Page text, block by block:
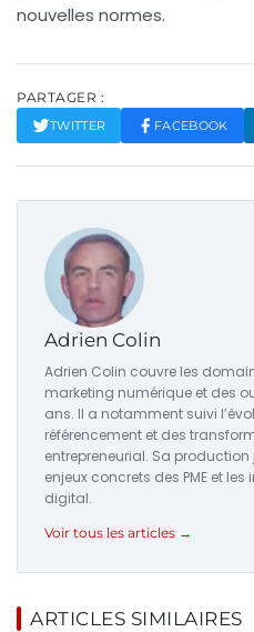
nouvelles normes.
PARTAGER :
TWITTER FACEBOOK
Adrien Colin
Adrien Colin couvre les
marketing numérique et des
ans. Il a notamment suivi
référencement et des
entrepreneurial. Sa
enjeux concrets des PME et
digital.
Voir tous les articles →
ARTICLES SIMILAIRES